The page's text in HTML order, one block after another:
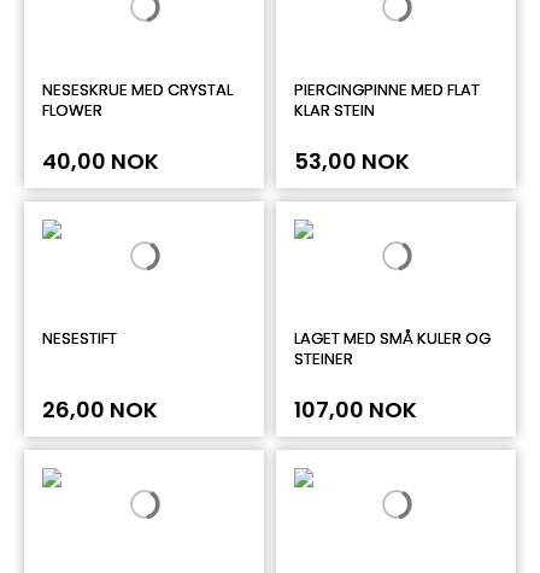
NESESKRUE MED CRYSTAL
FLOWER
40,00 NOK
PIERCINGPINNE MED FLAT
KLAR STEIN
53,00 NOK
NESESTIFT
26,00 NOK
LAGET MED SMÅ KULER OG
STEINER
107,00 NOK